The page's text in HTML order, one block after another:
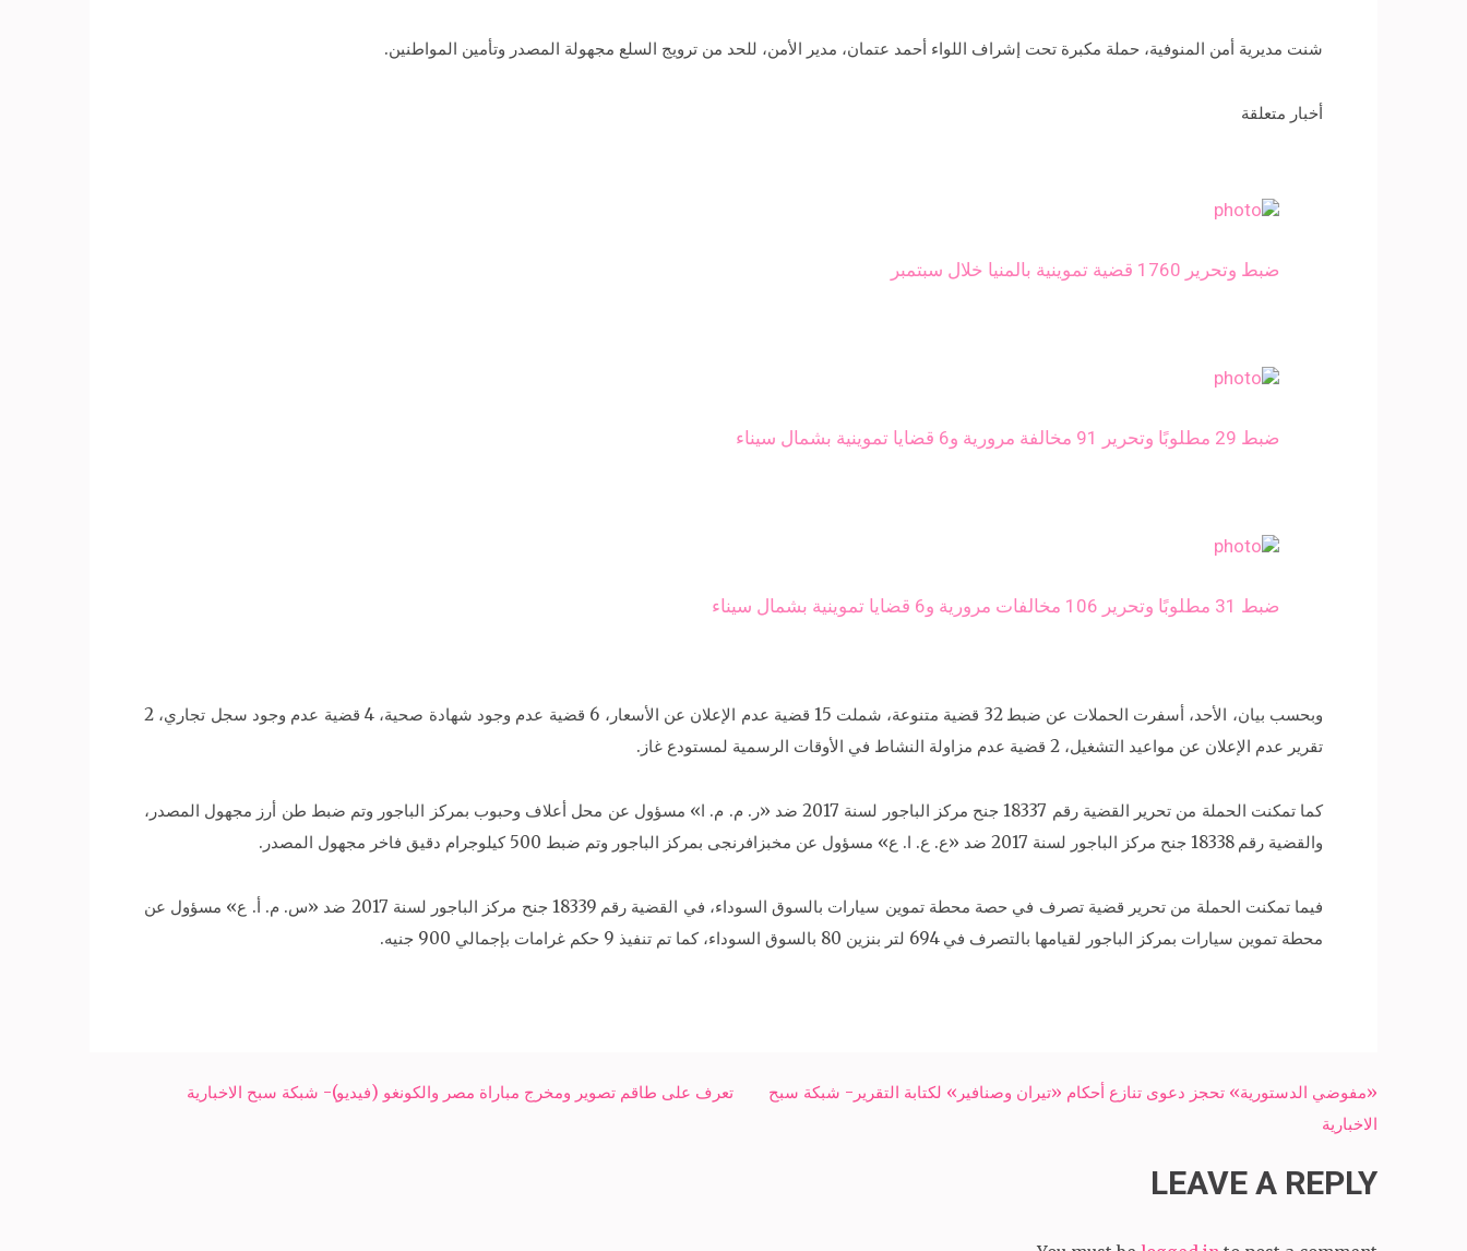
شنت مديرية أمن المنوفية، حملة مكبرة تحت إشراف اللواء أحمد عتمان، مدير الأمن، للحد من ترويج السلع مجهولة المصدر وتأمين المواطنين.
أخبار متعلقة
ضبط وتحرير 1760 قضية تموينية بالمنيا خلال سبتمبر
ضبط 29 مطلوبًا وتحرير 91 مخالفة مرورية و6 قضايا تموينية بشمال سيناء
ضبط 31 مطلوبًا وتحرير 106 مخالفات مرورية و6 قضايا تموينية بشمال سيناء
وبحسب بيان، الأحد، أسفرت الحملات عن ضبط 32 قضية متنوعة، شملت 15 قضية عدم الإعلان عن الأسعار، 6 قضية عدم وجود شهادة صحية، 4 قضية عدم وجود سجل تجاري، 2
تقرير عدم الإعلان عن مواعيد التشغيل، 2 قضية عدم مزاولة النشاط في الأوقات الرسمية لمستودع غاز.
كما تمكنت الحملة من تحرير القضية رقم 18337 جنح مركز الباجور لسنة 2017 ضد «ر. م. م. ا» مسؤول عن محل أعلاف وحبوب بمركز الباجور وتم ضبط طن أرز مجهول المصدر،
والقضية رقم 18338 جنح مركز الباجور لسنة 2017 ضد «ع. ع. ا. ع» مسؤول عن مخبزافرنجى بمركز الباجور وتم ضبط 500 كيلوجرام دقيق فاخر مجهول المصدر.
فيما تمكنت الحملة من تحرير قضية تصرف في حصة محطة تموين سيارات بالسوق السوداء، في القضية رقم 18339 جنح مركز الباجور لسنة 2017 ضد «س. م. أ. ع» مسؤول عن
محطة تموين سيارات بمركز الباجور لقيامها بالتصرف في 694 لتر بنزين 80 بالسوق السوداء، كما تم تنفيذ 9 حكم غرامات بإجمالي 900 جنيه.
Post
navigation
تعرف على طاقم تصوير ومخرج مباراة مصر والكونغو (فيديو)- شبكة سبح الاخبارية
«مفوضي الدستورية» تحجز دعوى تنازع أحكام «تيران وصنافير» لكتابة التقرير- شبكة سبح
الاخبارية
LEAVE A REPLY